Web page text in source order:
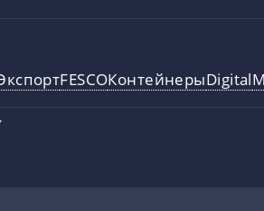
FESCOКонтейнерыDigital